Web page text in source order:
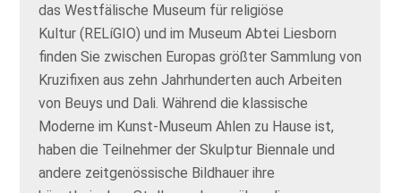
das Westfälische Museum für religiöse
Kultur (RELíGIO) und im Museum Abtei Liesborn
finden Sie zwischen Europas größter Sammlung von
Kruzifixen aus zehn Jahrhunderten auch Arbeiten
von Beuys und Dali. Während die klassische
Moderne im Kunst-Museum Ahlen zu Hause ist,
haben die Teilnehmer der Skulptur Biennale und
andere zeitgenössische Bildhauer ihre